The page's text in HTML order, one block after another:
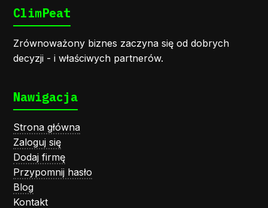
ClimPeat
Zrównoważony biznes zaczyna się od dobrych
decyzji - i właściwych partnerów.
Nawigacja
Strona główna
Zaloguj się
Dodaj firmę
Przypomnij hasło
Blog
Kontakt